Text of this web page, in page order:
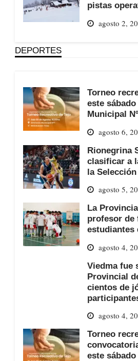
pistas
agosto 2,
DEPORTES
Torneo
este
Municipal
agosto 6,
Rionegrina
clasificar a
la
agosto 5,
La
profesor de
estudiantes
agosto 4,
Viedma fue
Provincial
cientos de
agosto 4,
Torneo
este sábado